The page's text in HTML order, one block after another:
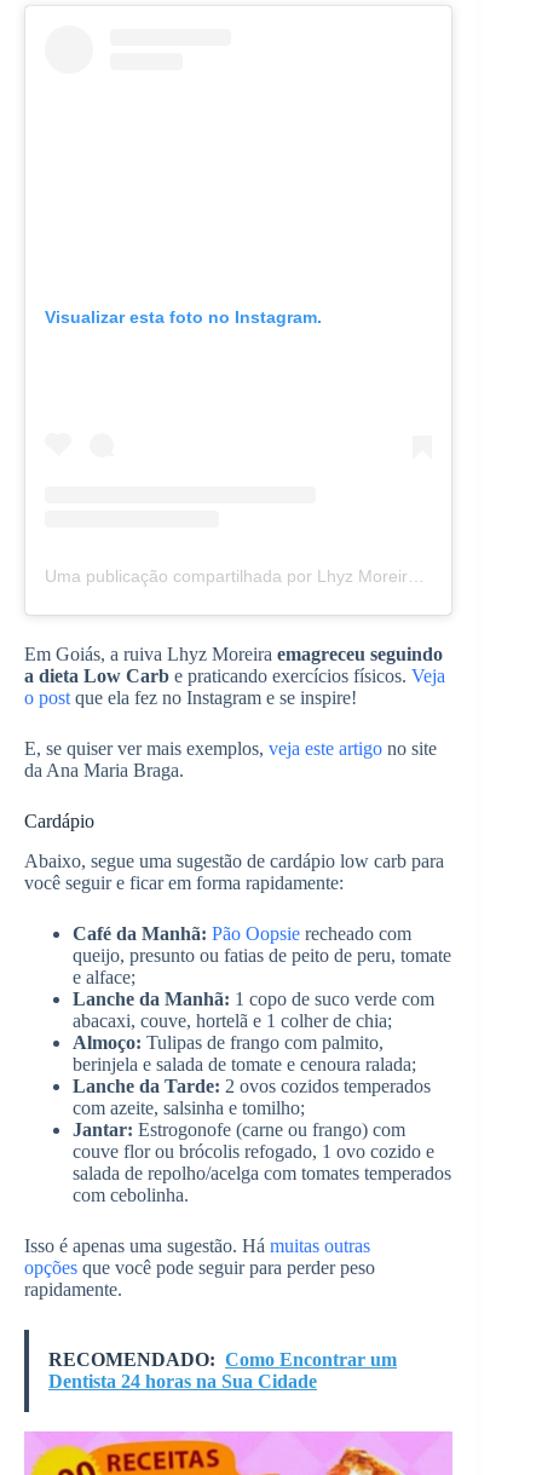
Visualizar esta foto no Instagram.
Uma publicação compartilhada por Lhyz Moreira (@lhyzmoreira)
Em Goiás, a ruiva Lhyz Moreira emagreceu seguindo
a dieta Low Carb e praticando exercícios físicos. Veja
o postque ela fez no Instagram e se inspire!
E, se quiser ver mais exemplos, veja este artigo no site
da Ana Maria Braga.
Cardápio
Abaixo, segue uma sugestão de cardápio low carb para
você seguir e ficar em forma rapidamente:
Café da Manhã: Pão Oopsie recheado com
queijo, presunto ou fatias de peito de peru, tomate
e alface;
Lanche da Manhã: 1 copo de suco verde com
abacaxi, couve, hortelã e 1 colher de chia;
Almoço: Tulipas de frango com palmito,
berinjela e salada de tomate e cenoura ralada;
Lanche da Tarde: 2 ovos cozidos temperados
com azeite, salsinha e tomilho;
Jantar: Estrogonofe (carne ou frango) com
couve flor ou brócolis refogado, 1 ovo cozido e
salada de repolho/acelga com tomates temperados
com cebolinha.
Isso é apenas uma sugestão. Há muitas outras
opções que você pode seguir para perder peso
rapidamente.
RECOMENDADO: Como Encontrar um
Dentista 24 horas na Sua Cidade